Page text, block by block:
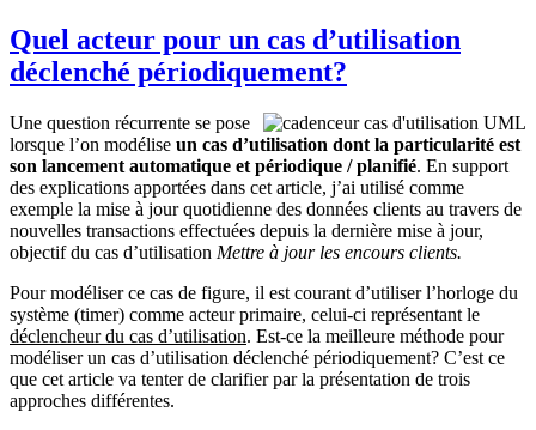
Quel acteur pour un cas d’utilisation
déclenché périodiquement?
Une question récurrente se pose
lorsque l’on modélise un cas d’utilisation dont la particularité est
son lancement automatique et périodique / planifié. En support
des explications apportées dans cet article, j’ai utilisé comme
exemple la mise à jour quotidienne des données clients au travers de
nouvelles transactions effectuées depuis la dernière mise à jour,
objectif du cas d’utilisation Mettre à jour les encours clients.
Pour modéliser ce cas de figure, il est courant d’utiliser l’horloge du
système (timer) comme acteur primaire, celui-ci représentant le
déclencheur du cas d’utilisation. Est-ce la meilleure méthode pour
modéliser un cas d’utilisation déclenché périodiquement? C’est ce
que cet article va tenter de clarifier par la présentation de trois
approches différentes.